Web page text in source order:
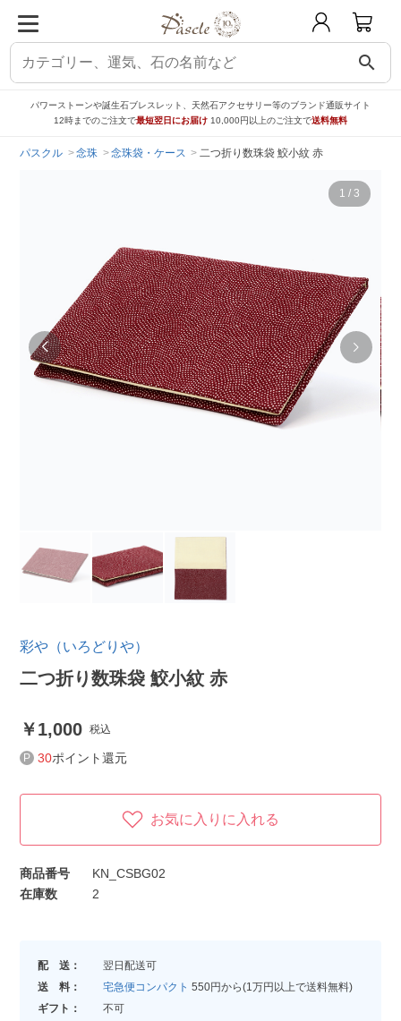
search
パワーストーンや誕生石ブレスレット、天然石アクセサリー等のブランド通販サイト
12時までのご注文で最短翌日にお届け 10,000円以上のご注文で送料無料
パスクル 念珠 念珠袋・ケース 二つ折り数珠袋 鮫小紋 赤
1 / 3
彩や（いろどりや）
二つ折り数珠袋 鮫小紋 赤
1,000 税込
30ポイント還元
お気に入りに入れる
商品番号
KN_CSBG02
在庫数
2
配 送：
翌日配送可
送 料：
宅急便コンパクト 550円から(1万円以上で送料無料)
ギフト：
不可